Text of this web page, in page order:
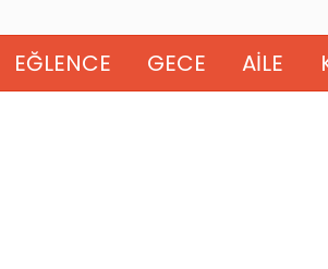
EĞLENCE GECE AILE